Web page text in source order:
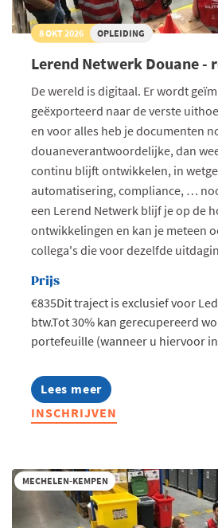
8 OKT 2026 OPLEIDING
Lerend Netwerk Douane -
De wereld is digitaal. Er wordt
geëxporteerd naar de verste
en voor alles heb je documenten
douaneverantwoordelijke, dan
continu blijft ontwikkelen, in
automatisering, compliance, …
een Lerend Netwerk blijf je op de
ontwikkelingen en kan je meteen
collega's die voor dezelfde
Prijs
€835Dit traject is exclusief voor
btw.Tot 30% kan gerecupereerd
portefeuille (wanneer u hiervoor
Lees meer
about
Lerend
Netwerk
Kempen
INSCHRIJVEN
MECHELEN-KEMPEN